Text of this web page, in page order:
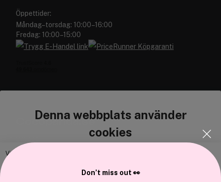
Denna webbplats använder
cookies
Vi använder enhetsidentifierare för att anpassa innehållet och
Öppettider:
Måndag–torsdag: 10:00–16:00
Fredag: 10:00–15:00
Cocopanda.se
Don’t miss out 👀